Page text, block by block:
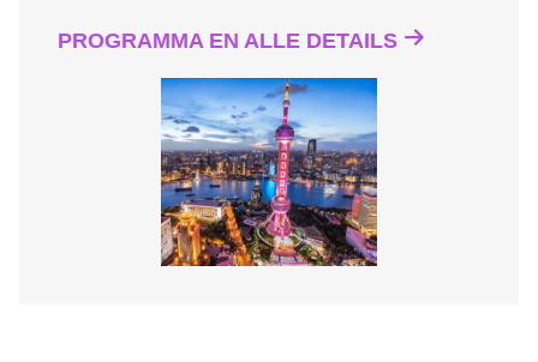
PROGRAMMA EN ALLE DETAILS